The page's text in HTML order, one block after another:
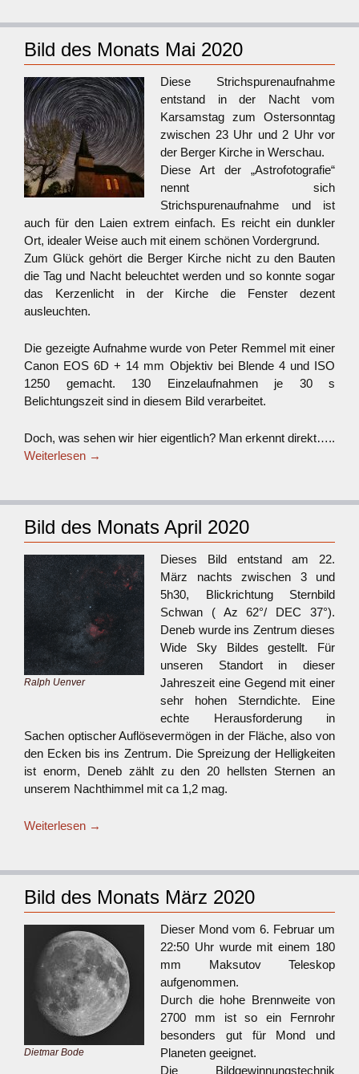
Bild des Monats Mai 2020
Diese Strichspurenaufnahme
entstand in der Nacht vom
Karsamstag zum Ostersonntag
zwischen 23 Uhr und 2 Uhr vor
der Berger Kirche in Werschau.
Diese Art der „Astrofotografie“
nennt sich
Strichspurenaufnahme und ist
auch für den Laien extrem einfach. Es reicht ein dunkler
Ort, idealer Weise auch mit einem schönen Vordergrund.
Zum Glück gehört die Berger Kirche nicht zu den Bauten
die Tag und Nacht beleuchtet werden und so konnte sogar
das Kerzenlicht in der Kirche die Fenster dezent
ausleuchten.
Die gezeigte Aufnahme wurde von Peter Remmel mit einer
Canon EOS 6D + 14 mm Objektiv bei Blende 4 und ISO
1250 gemacht. 130 Einzelaufnahmen je 30 s
Belichtungszeit sind in diesem Bild verarbeitet.
Doch, was sehen wir hier eigentlich? Man erkennt direkt…..
Weiterlesen →
Bild des Monats April 2020
Ralph Uenver
Dieses Bild entstand am 22.
März nachts zwischen 3 und
5h30, Blickrichtung Sternbild
Schwan ( Az 62°/ DEC 37°).
Deneb wurde ins Zentrum dieses
Wide Sky Bildes gestellt. Für
unseren Standort in dieser
Jahreszeit eine Gegend mit einer
sehr hohen Sterndichte. Eine
echte Herausforderung in
Sachen optischer Auflösevermögen in der Fläche, also von
den Ecken bis ins Zentrum. Die Spreizung der Helligkeiten
ist enorm, Deneb zählt zu den 20 hellsten Sternen an
unserem Nachthimmel mit ca 1,2 mag.
Weiterlesen →
Bild des Monats März 2020
Dietmar Bode
Dieser Mond vom 6. Februar um
22:50 Uhr wurde mit einem 180
mm Maksutov Teleskop
aufgenommen.
Durch die hohe Brennweite von
2700 mm ist so ein Fernrohr
besonders gut für Mond und
Planeten geeignet.
Die Bildgewinnungstechnik